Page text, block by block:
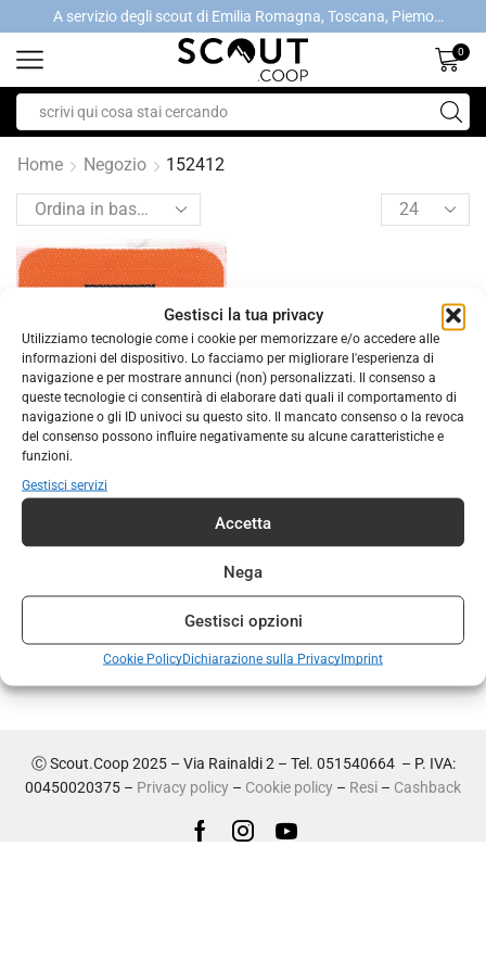
Gestisci la tua privacy
Utilizziamo tecnologie come i cookie per memorizzare e/o accedere alle
informazioni del dispositivo. Lo facciamo per migliorare l'esperienza di
navigazione e per mostrare annunci (non) personalizzati. Il consenso a
queste tecnologie ci consentirà di elaborare dati quali il comportamento di
navigazione o gli ID univoci su questo sito. Il mancato consenso o la revoca
del consenso possono influire negativamente su alcune caratteristiche e
funzioni.
Gestisci servizi
Accetta
Nega
Gestisci opzioni
Cookie PolicyDichiarazione sulla PrivacyImprint
A servizio degli scout di Emilia Romagna, Toscana, Piemonte, Valle d'Aosta- Gratis la spedizione con ordini > €40
0
Home Negozio 152412
DISTINTIVI EG,SCOUT
Distintivo brevetto di
Ⓒ Scout.Coop 2025 – Via Rainaldi 2 – Tel. 051540664 – P. IVA:
00450020375 – Privacy policy – Cookie policy – Resi – Cashback